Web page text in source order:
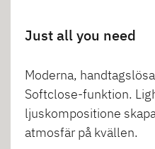
Just all you need
Moderna,
Softclose-funktion.
ljuskompositione
atmosfär på kvällen.